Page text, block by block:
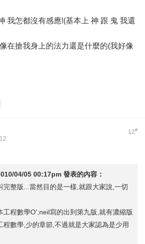
我怎都沒有感應!(基本上 神 跟 鬼 我還
在搶我身上的法力還是什麼的(我好像
12#
04/05 00:17pm 發表的內容：
完整版...當然目的是一樣,就跟大家說,一切
工程數學O';neil寫的出到第九版,就有濃縮版
程數學,少的章節,不過就是大家認為是少用